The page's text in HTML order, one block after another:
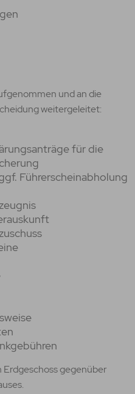
und an die
weitergeleitet:
für die
Führerscheinabholung
gegenüber